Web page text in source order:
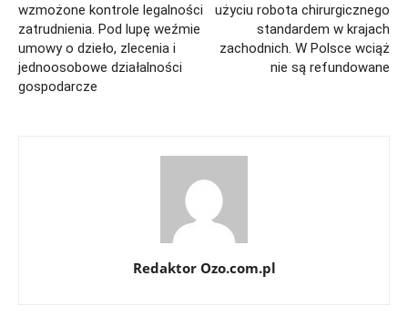
wzmożone kontrole legalności
zatrudnienia. Pod lupę weźmie
umowy o dzieło, zlecenia i
jednoosobowe działalności
gospodarcze
użyciu robota chirurgicznego
standardem w krajach
zachodnich. W Polsce wciąż
nie są refundowane
Redaktor Ozo.com.pl